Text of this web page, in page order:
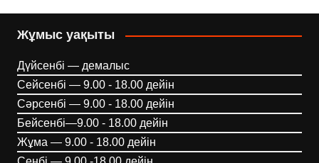
Жұмыс уақыты
Дүйсенбі — демалыс
Сейсенбі — 9.00 - 18.00 дейін
Сәрсенбі — 9.00 - 18.00 дейін
Бейсенбі—9.00 - 18.00 дейін
Жұма — 9.00 - 18.00 дейін